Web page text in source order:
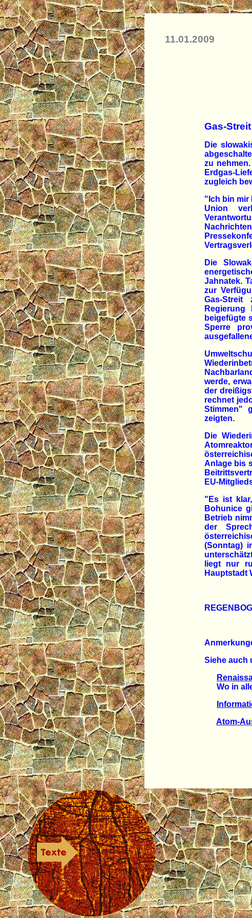
11.01.2009
Gas-
Die
zu
Erdgas-
zugleich
"Ich bin mir
Union
Die
Jahnatek.
zur
Gas-
beigefügte
Sperre
werde,
der
rechnet
Stimmen"
zeigten.
Die
Anlage bis
EU-
"Es ist
Bohunice
Betrieb
der
(Sonntag)
liegt nur
Hauptstadt
Siehe auch
Wo in
Atom-